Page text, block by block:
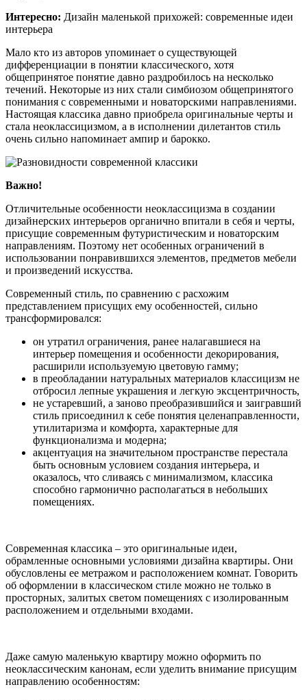
Интересно: Дизайн маленькой прихожей: современные идеи
интерьера
Мало кто из авторов упоминает о существующей
дифференциации в понятии классического, хотя
общепринятое понятие давно раздробилось на несколько
течений. Некоторые из них стали симбиозом общепринятого
понимания с современными и новаторскими направлениями.
Настоящая классика давно приобрела оригинальные черты и
стала неоклассицизмом, а в исполнении дилетантов стиль
очень сильно напоминает ампир и барокко.
Важно!
Отличительные особенности неоклассицизма в создании
дизайнерских интерьеров органично впитали в себя и черты,
присущие современным футуристическим и новаторским
направлениям. Поэтому нет особенных ограничений в
использовании понравившихся элементов, предметов мебели
и произведений искусства.
Современный стиль, по сравнению с расхожим
представлением присущих ему особенностей, сильно
трансформировался:
он утратил ограничения, ранее налагавшиеся на
интерьер помещения и особенности декорирования,
расширили используемую цветовую гамму;
в преобладании натуральных материалов классицизм не
отбросил лепные украшения и легкую эксцентричность,
не устаревший, а заново преобразившийся и заигравший
стиль присоединил к себе понятия целенаправленности,
утилитаризма и комфорта, характерные для
функционализма и модерна;
акцентуация на значительном пространстве перестала
быть основным условием создания интерьера, и
оказалось, что сливаясь с минимализмом, классика
способно гармонично располагаться в небольших
помещениях.
Современная классика – это оригинальные идеи,
обрамленные основными условиями дизайна квартиры. Они
обусловлены ее метражом и расположением комнат. Говорить
об оформлении в классическом стиле можно не только в
просторных, залитых светом помещениях с изолированным
расположением и отдельными входами.
Даже самую маленькую квартиру можно оформить по
неоклассическим канонам, если уделить внимание присущим
направлению особенностям: